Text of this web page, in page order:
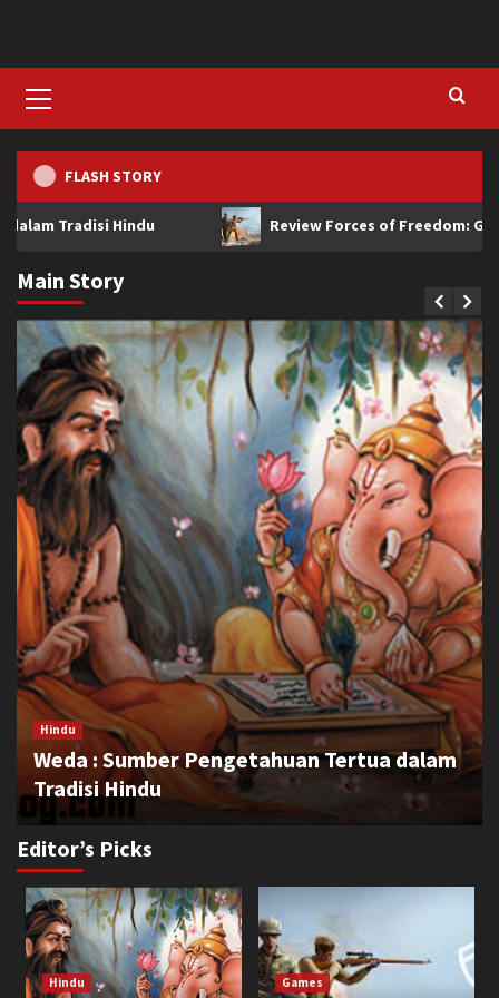
content
Menu
FLASH STORY
Hindu Review Forces of Freedom: Game
Main Story
Hindu
Weda : Sumber Pengetahuan Tertua dalam
Tradisi Hindu
Editor’s Picks
Hindu Games
3
Meditasi dalam Ajaran Buddha: Jalan
Menuju Kedamaian Batin